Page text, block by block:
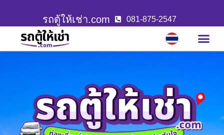
รถตู้ให้เช่า.com 081-875-2547